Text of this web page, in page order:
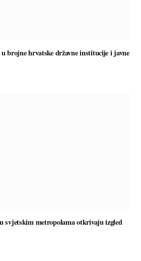
brojne hrvatske državne institucije i javne
svjetskim metropolama otkrivaju izgled